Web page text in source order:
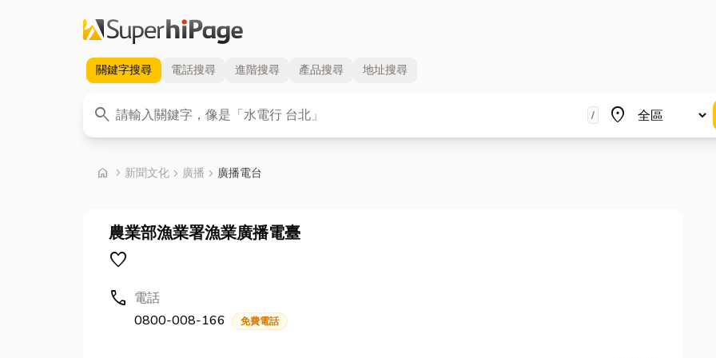
關鍵字搜尋 電話搜尋 進階搜尋 產品搜尋 地址搜尋
search
關鍵字 / place
地區
home chevron_right 首頁
新聞文化 chevron_right 廣播 chevron_right 廣播電台
農業部漁業署漁業廣播電臺
favorite
call 電話
0800-008-166
免費電話